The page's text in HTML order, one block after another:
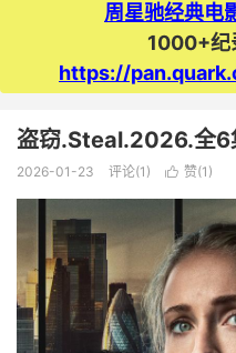
周星驰经典电
1000+纪
https://
盗窃.Steal.2026.全
2026-01-23 评论(1)  赞(1 )